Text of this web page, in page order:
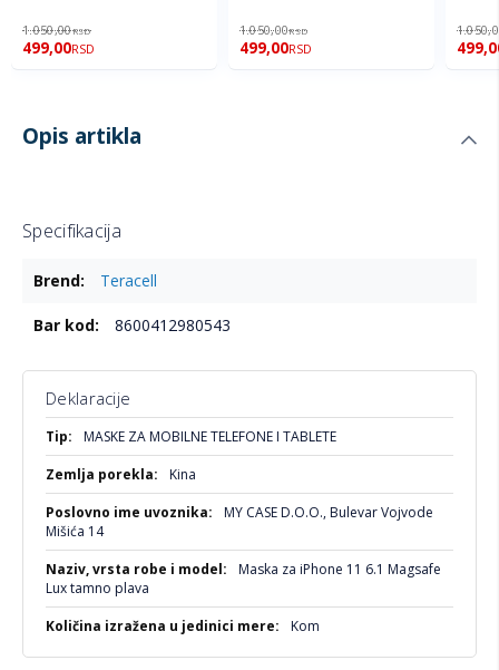
1.050,00RSD
499,00RSD
1.050,00RSD
499,00RSD
Opis artikla
Specifikacija
informacija Teracell
8600412980543
Deklaracije
Više
informacija
MASKE ZA MOBILNE TELEFONE I TABLETE
Kina
MY CASE D.O.O., Bulevar Vojvode
Mišića 14
Maska za iPhone 11 6.1 Magsafe
Lux tamno plava
Kom